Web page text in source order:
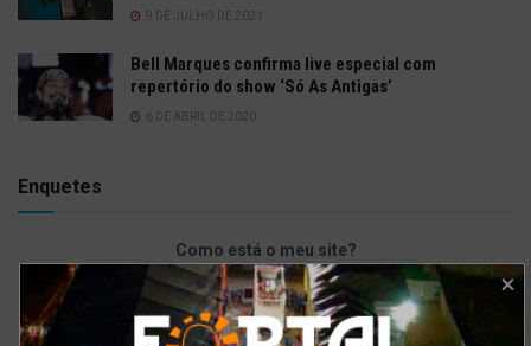
9 DE JULHO DE 2021
Bell Marques confirma live especial com
repertório do show ‘Só As Antigas’
6 DE ABRIL DE 2020
Enquetes
Como está o meu site?
Bom
Excelente